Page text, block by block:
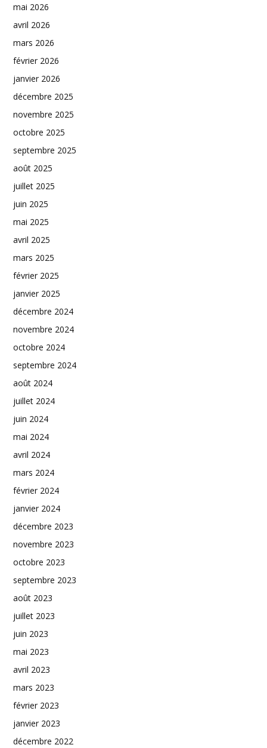
mai 2026
avril 2026
mars 2026
février 2026
janvier 2026
décembre 2025
novembre 2025
octobre 2025
septembre 2025
août 2025
juillet 2025
juin 2025
mai 2025
avril 2025
mars 2025
février 2025
janvier 2025
décembre 2024
novembre 2024
octobre 2024
septembre 2024
août 2024
juillet 2024
juin 2024
mai 2024
avril 2024
mars 2024
février 2024
janvier 2024
décembre 2023
novembre 2023
octobre 2023
septembre 2023
août 2023
juillet 2023
juin 2023
mai 2023
avril 2023
mars 2023
février 2023
janvier 2023
décembre 2022